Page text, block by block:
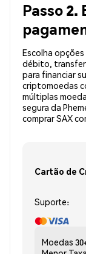
Passo
Escolha
débito,
para financiar
criptomoedas
múltiplas
segura da
comprar SAX
Cartão de
Suporte:
Moedas